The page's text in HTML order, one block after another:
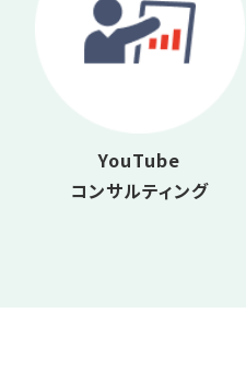
YouTube
コンサルティング